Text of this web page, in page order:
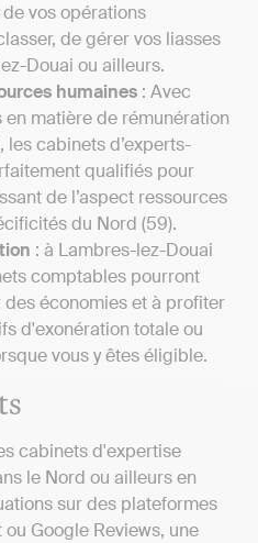
vos opérations
de gérer vos liasses
Douai ou ailleurs.
humaines : Avec
matière de rémunération
cabinets d’experts-
qualifiés pour
de l’aspect ressources
du Nord (59).
: à Lambres-lez-Douai
comptables pourront
économies et à profiter
d'exonération totale ou
vous y êtes éligible.
cabinets d'expertise
le Nord ou ailleurs en
sur des plateformes
Google Reviews, une